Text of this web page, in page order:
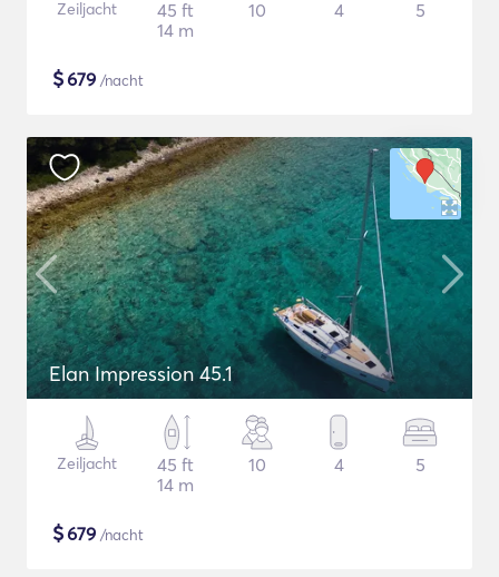
Zeiljacht
45 ft
14 m
10 4 5
$679 /nacht
Elan Impression 45.1
Zeiljacht
45 ft
14 m
10 4 5
$679 /nacht